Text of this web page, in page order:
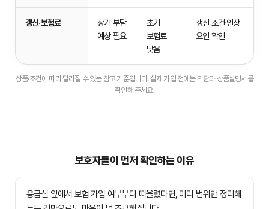
갱신·보험료
장기 부담
예상 필요
초기
보험료
낮음
갱신 조건·인상
요인 확인
상품·조건에 따라 달라질 수 있는 참고 기준입니다. 실제 가입 전에는 약관과 상품설명서를
확인해 주세요.
보호자들이 먼저 확인하는 이유
응급실 앞에서 보험 가입 여부부터 떠올렸다면, 미리 범위만 정리해